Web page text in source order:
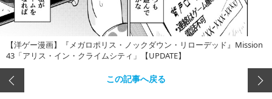
【洋ゲー漫画】『メガロポリス・ノックダウン・リローデッド』Mission
43「アリス・イン・クライムシティ」【UPDATE】
この記事へ戻る